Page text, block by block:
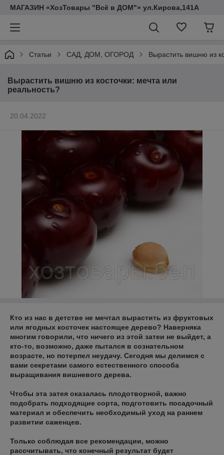
МАГАЗИН «ХозТовары "Всё в ДОМ"» ул.Кирова,141А
Статьи САД, ДОМ, ОГОРОД Вырастить вишню из
Вырастить вишню из косточки: мечта или
реальность?
20.04.2022
Кто из нас в детстве не мечтал вырастить из фруктовых
или ягодных косточек настоящее дерево? Наверняка
многим говорили, что ничего из этой затеи не выйдет, а
кто-то, возможно, даже пытался в сознательном
возрасте, но потерпел неудачу. Сегодня мы делимся с
вами секретами самого естественного способа
выращивания вишневого дерева.
Чтобы эта затея оказалась плодотворной, важно
подобрать подходящие сорта, подготовить посадочный
материал и обеспечить необходимый уход на раннем
развитии саженцев.
Только соблюдая все рекомендации, можно
рассчитывать, что конечный результат будет